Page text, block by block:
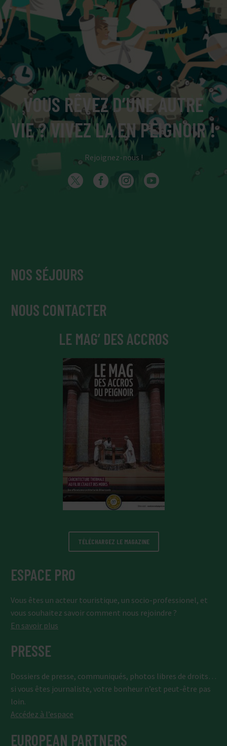
VOUS RÊVEZ D’UNE AUTRE
VIE ? VIVEZ LA EN PEIGNOIR !
Rejoignez-nous !
NOS SÉJOURS
NOUS CONTACTER
LE MAG’ DES ACCROS
TÉLÉCHARGEZ LE MAGAZINE
ESPACE PRO
Vous êtes un acteur touristique, un socio-professionel, et
vous souhaitez savoir comment nous rejoindre ?
En savoir plus
PRESSE
Dossiers de presse, communiqués, photos libres de droits…
si vous êtes journaliste, votre bonheur n’est peut-être pas
loin.
Accédez à l’espace
EUROPEAN PARTNERS